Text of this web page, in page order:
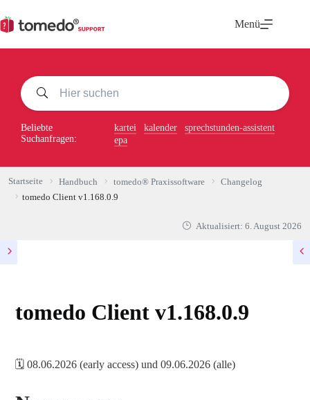
Inhalt
springen
Menü
Beliebte
Suchanfragen:
kartei kalender
sprechstunden-assistent
epa
Startseite Handbuch tomedo® Praxissoftware
Changelog
tomedo Client v1.168.0.9
Aktualisiert: 6. August 2026
tomedo Client v1.168.0.9
🗓️ 08.06.2026 (early access) und 09.06.2026 (alle)